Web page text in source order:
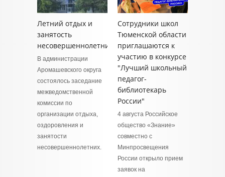
Летний отдых и
занятость
несовершеннолетних
В администрации
Аромашевского округа
состоялось заседание
межведомственной
комиссии по
организации отдыха,
оздоровления и
занятости
несовершеннолетних.
Сотрудники школ
Тюменской области
приглашаются к
участию в конкурсе
"Лучший школьный
педагог-
библиотекарь
России"
4 августа Российское
общество «Знание»
совместно с
Минпросвещения
России открыло прием
заявок на